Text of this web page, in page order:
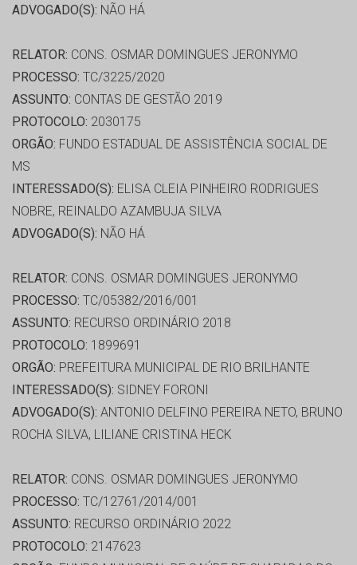
ADVOGADO(S): NÃO HÁ
RELATOR: CONS. OSMAR DOMINGUES JERONYMO
PROCESSO: TC/3225/2020
ASSUNTO: CONTAS DE GESTÃO 2019
PROTOCOLO: 2030175
ORGÃO: FUNDO ESTADUAL DE ASSISTÊNCIA SOCIAL DE
MS
INTERESSADO(S): ELISA CLEIA PINHEIRO RODRIGUES
NOBRE, REINALDO AZAMBUJA SILVA
ADVOGADO(S): NÃO HÁ
RELATOR: CONS. OSMAR DOMINGUES JERONYMO
PROCESSO: TC/05382/2016/001
ASSUNTO: RECURSO ORDINÁRIO 2018
PROTOCOLO: 1899691
ORGÃO: PREFEITURA MUNICIPAL DE RIO BRILHANTE
INTERESSADO(S): SIDNEY FORONI
ADVOGADO(S): ANTONIO DELFINO PEREIRA NETO, BRUNO
ROCHA SILVA, LILIANE CRISTINA HECK
RELATOR: CONS. OSMAR DOMINGUES JERONYMO
PROCESSO: TC/12761/2014/001
ASSUNTO: RECURSO ORDINÁRIO 2022
PROTOCOLO: 2147623